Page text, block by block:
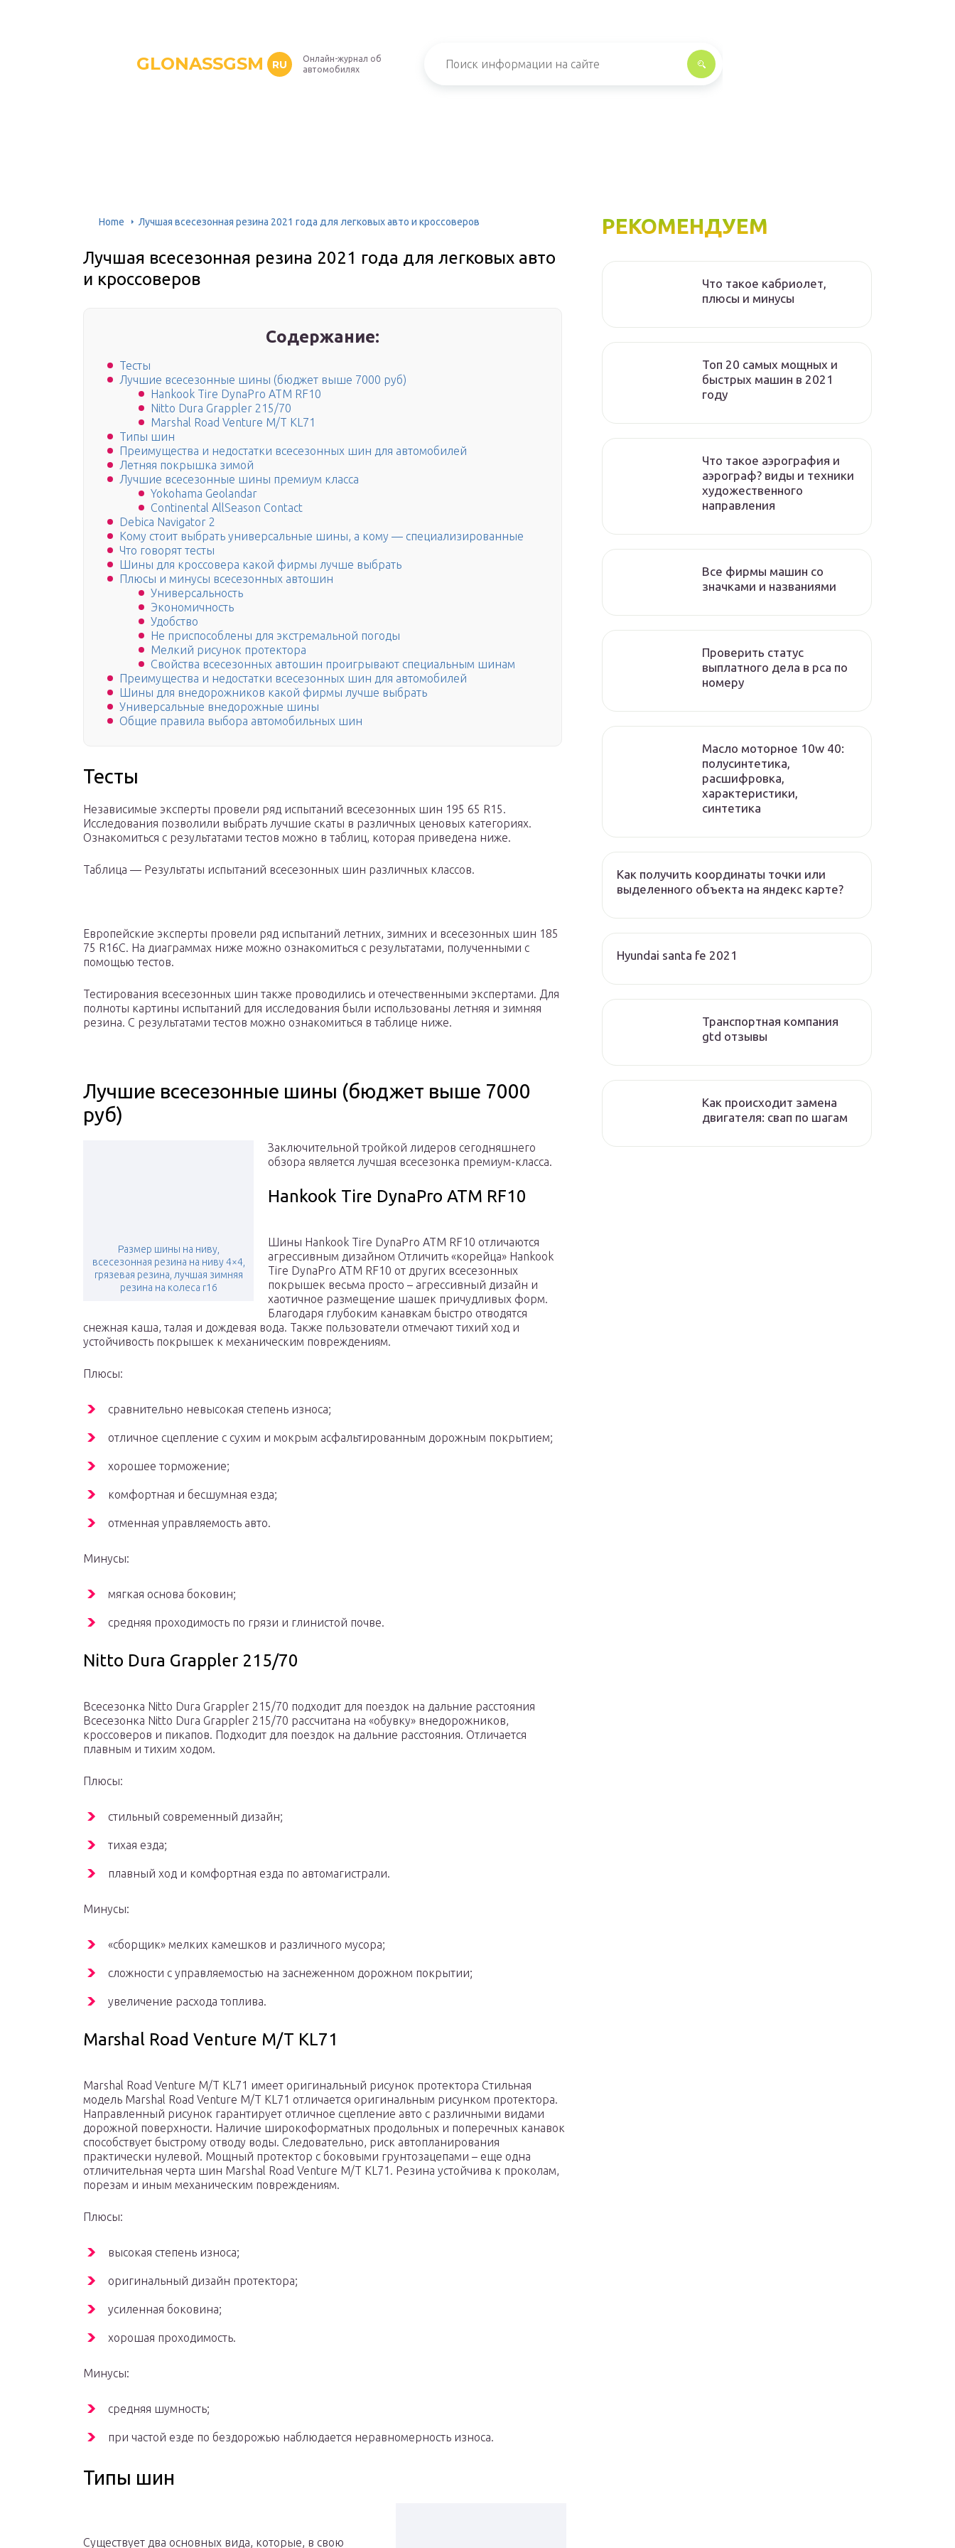
GLONASSGSM RU
Онлайн-журнал об
автомобилях
Home Лучшая всесезонная резина 2021 года для легковых авто и кроссоверов
Лучшая всесезонная резина 2021 года для легковых авто
и кроссоверов
Содержание:
Тесты
Лучшие всесезонные шины (бюджет выше 7000 руб)
Hankook Tire DynaPro ATM RF10
Nitto Dura Grappler 215/70
Marshal Road Venture M/T KL71
Типы шин
Преимущества и недостатки всесезонных шин для автомобилей
Летняя покрышка зимой
Лучшие всесезонные шины премиум класса
Yokohama Geolandar
Continental AllSeason Contact
Debica Navigator 2
Кому стоит выбрать универсальные шины, а кому — специализированные
Что говорят тесты
Шины для кроссовера какой фирмы лучше выбрать
Плюсы и минусы всесезонных автошин
Универсальность
Экономичность
Удобство
Не приспособлены для экстремальной погоды
Мелкий рисунок протектора
Свойства всесезонных автошин проигрывают специальным шинам
Преимущества и недостатки всесезонных шин для автомобилей
Шины для внедорожников какой фирмы лучше выбрать
Универсальные внедорожные шины
Общие правила выбора автомобильных шин
Тесты
Независимые эксперты провели ряд испытаний всесезонных шин 195 65 R15.
Исследования позволили выбрать лучшие скаты в различных ценовых категориях.
Ознакомиться с результатами тестов можно в таблиц, которая приведена ниже.
Таблица — Результаты испытаний всесезонных шин различных классов.
Европейские эксперты провели ряд испытаний летних, зимних и всесезонных шин 185
75 R16C. На диаграммах ниже можно ознакомиться с результатами, полученными с
помощью тестов.
Тестирования всесезонных шин также проводились и отечественными экспертами. Для
полноты картины испытаний для исследования были использованы летняя и зимняя
резина. С результатами тестов можно ознакомиться в таблице ниже.
Лучшие всесезонные шины (бюджет выше 7000
руб)
Размер шины на ниву,
всесезонная резина на ниву 4×4,
грязевая резина, лучшая зимняя
резина на колеса r16
Заключительной тройкой лидеров сегодняшнего
обзора является лучшая всесезонка премиум-класса.
Hankook Tire DynaPro ATM RF10
Шины Hankook Tire DynaPro ATM RF10 отличаются
агрессивным дизайном Отличить «корейца» Hankook
Tire DynaPro ATM RF10 от других всесезонных
покрышек весьма просто – агрессивный дизайн и
хаотичное размещение шашек причудливых форм.
Благодаря глубоким канавкам быстро отводятся
снежная каша, талая и дождевая вода. Также пользователи отмечают тихий ход и
устойчивость покрышек к механическим повреждениям.
Плюсы:
сравнительно невысокая степень износа;
отличное сцепление с сухим и мокрым асфальтированным дорожным покрытием;
хорошее торможение;
комфортная и бесшумная езда;
отменная управляемость авто.
Минусы:
мягкая основа боковин;
средняя проходимость по грязи и глинистой почве.
Nitto Dura Grappler 215/70
Всесезонка Nitto Dura Grappler 215/70 подходит для поездок на дальние расстояния
Всесезонка Nitto Dura Grappler 215/70 рассчитана на «обувку» внедорожников,
кроссоверов и пикапов. Подходит для поездок на дальние расстояния. Отличается
плавным и тихим ходом.
Плюсы:
стильный современный дизайн;
тихая езда;
плавный ход и комфортная езда по автомагистрали.
Минусы:
«сборщик» мелких камешков и различного мусора;
сложности с управляемостью на заснеженном дорожном покрытии;
увеличение расхода топлива.
Marshal Road Venture M/T KL71
Marshal Road Venture M/T KL71 имеет оригинальный рисунок протектора Стильная
модель Marshal Road Venture M/T KL71 отличается оригинальным рисунком протектора.
Направленный рисунок гарантирует отличное сцепление авто с различными видами
дорожной поверхности. Наличие широкоформатных продольных и поперечных канавок
способствует быстрому отводу воды. Следовательно, риск автопланирования
практически нулевой. Мощный протектор с боковыми грунтозацепами – еще одна
отличительная черта шин Marshal Road Venture M/T KL71. Резина устойчива к проколам,
порезам и иным механическим повреждениям.
Плюсы:
высокая степень износа;
оригинальный дизайн протектора;
усиленная боковина;
хорошая проходимость.
Минусы:
средняя шумность;
при частой езде по бездорожью наблюдается неравномерность износа.
Типы шин
Существует два основных вида, которые, в свою
РЕКОМЕНДУЕМ
Что такое кабриолет,
плюсы и минусы
Топ 20 самых мощных и
быстрых машин в 2021
году
Что такое аэрография и
аэрограф? виды и техники
художественного
направления
Все фирмы машин со
значками и названиями
Проверить статус
выплатного дела в рса по
номеру
Масло моторное 10w 40:
полусинтетика,
расшифровка,
характеристики,
синтетика
Как получить координаты точки или
выделенного объекта на яндекс карте?
Hyundai santa fe 2021
Транспортная компания
gtd отзывы
Как происходит замена
двигателя: свап по шагам